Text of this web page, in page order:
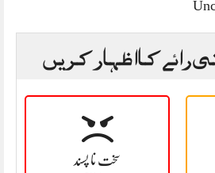
رائے کا اظہار کریں
سخت نا پسند